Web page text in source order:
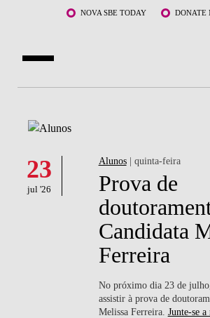
Saltar para o conteúdo principalNOVA SBE TODAY DONATE
CURSOS
DOCENTES E INVESTIGAÇÃO
COMUNIDADE
LIFE AT NOVA SBE
WHAT'S HAPPENING
23
jul '26
Alunos| quinta-feira
Prova de
Candidata
Ferreira
No próximo dia 23 de
assistir à prova de
Melissa Ferreira. Junte-se a